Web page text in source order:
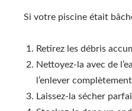
Si votre piscine était
Retirez les débris
Nettoyez-la avec de
l’enlever complètement
Laissez-la sécher